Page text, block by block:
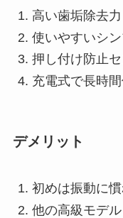
高い歯垢除去力
使いやすいシ
押し付け防止
充電式で長時
デメリット
初めは振動に
他の高級モデ